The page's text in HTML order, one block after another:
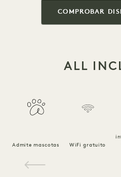
COMPROBAR
ALL
Admite mascotas WiFi gratuito